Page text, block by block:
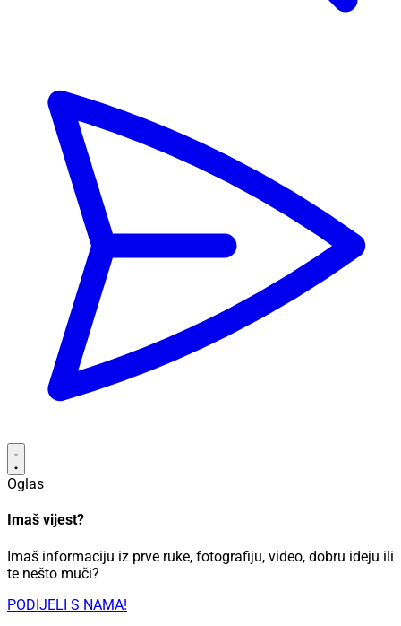
Oglas
Imaš vijest?
Imaš informaciju iz prve ruke, fotografiju, video, dobru ideju ili
te nešto muči?
PODIJELI S NAMA!